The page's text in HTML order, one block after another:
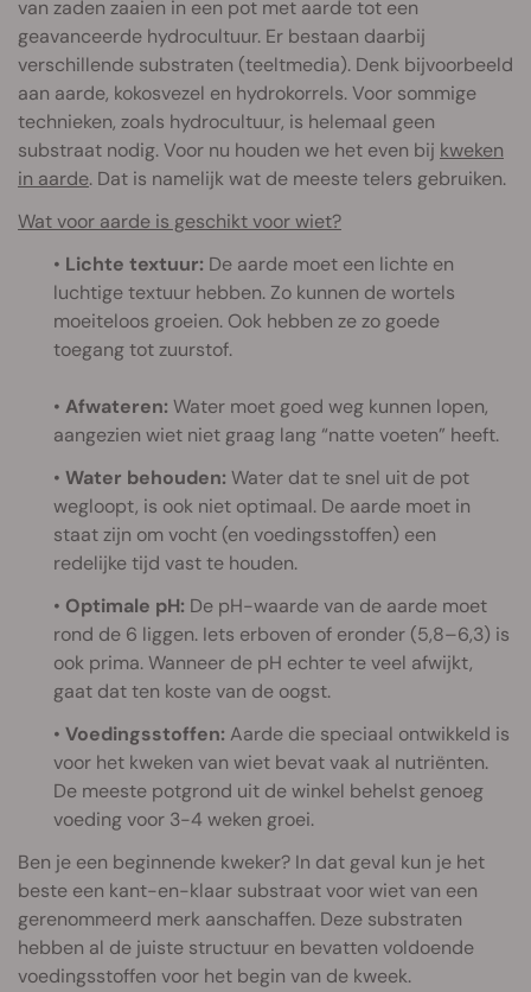
van zaden zaaien in een pot met aarde tot een
geavanceerde hydrocultuur. Er bestaan daarbij
verschillende substraten (teeltmedia). Denk bijvoorbeeld
aan aarde, kokosvezel en hydrokorrels. Voor sommige
technieken, zoals hydrocultuur, is helemaal geen
substraat nodig. Voor nu houden we het even bij kweken
in aarde. Dat is namelijk wat de meeste telers gebruiken.
Wat voor aarde is geschikt voor wiet?
• Lichte textuur: De aarde moet een lichte en
luchtige textuur hebben. Zo kunnen de wortels
moeiteloos groeien. Ook hebben ze zo goede
toegang tot zuurstof.
• Afwateren: Water moet goed weg kunnen lopen,
aangezien wiet niet graag lang “natte voeten” heeft.
• Water behouden: Water dat te snel uit de pot
wegloopt, is ook niet optimaal. De aarde moet in
staat zijn om vocht (en voedingsstoffen) een
redelijke tijd vast te houden.
• Optimale pH: De pH-waarde van de aarde moet
rond de 6 liggen. Iets erboven of eronder (5,8–6,3) is
ook prima. Wanneer de pH echter te veel afwijkt,
gaat dat ten koste van de oogst.
• Voedingsstoffen: Aarde die speciaal ontwikkeld is
voor het kweken van wiet bevat vaak al nutriënten.
De meeste potgrond uit de winkel behelst genoeg
voeding voor 3-4 weken groei.
Ben je een beginnende kweker? In dat geval kun je het
beste een kant-en-klaar substraat voor wiet van een
gerenommeerd merk aanschaffen. Deze substraten
hebben al de juiste structuur en bevatten voldoende
voedingsstoffen voor het begin van de kweek.